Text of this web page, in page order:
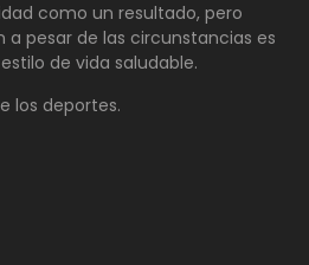
como un resultado, pero
a pesar de las circunstancias es
de vida saludable.
los deportes.